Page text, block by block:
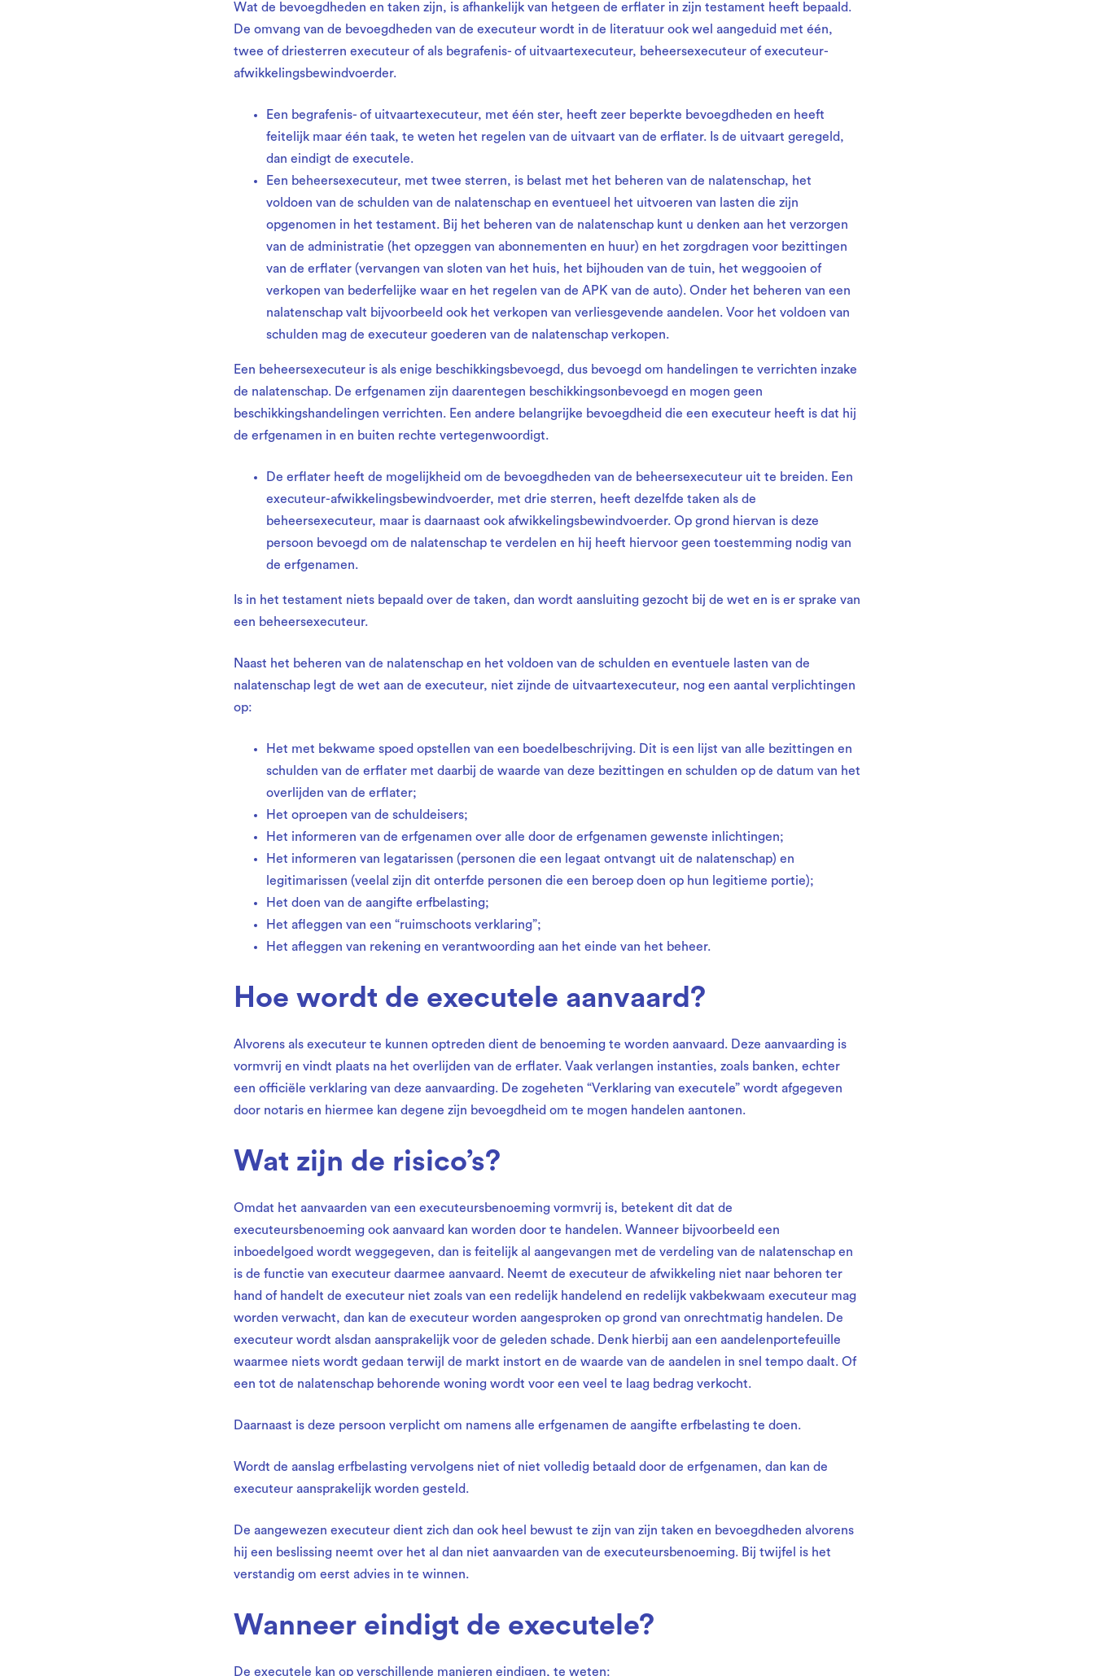
Wat de bevoegdheden en taken zijn, is afhankelijk van hetgeen de erflater in zijn testament heeft bepaald.
De omvang van de bevoegdheden van de executeur wordt in de literatuur ook wel aangeduid met één,
twee of driesterren executeur of als begrafenis- of uitvaartexecuteur, beheersexecuteur of executeur-
afwikkelingsbewindvoerder.
Een begrafenis- of uitvaartexecuteur, met één ster, heeft zeer beperkte bevoegdheden en heeft
feitelijk maar één taak, te weten het regelen van de uitvaart van de erflater. Is de uitvaart geregeld,
dan eindigt de executele.
Een beheersexecuteur, met twee sterren, is belast met het beheren van de nalatenschap, het
voldoen van de schulden van de nalatenschap en eventueel het uitvoeren van lasten die zijn
opgenomen in het testament. Bij het beheren van de nalatenschap kunt u denken aan het verzorgen
van de administratie (het opzeggen van abonnementen en huur) en het zorgdragen voor bezittingen
van de erflater (vervangen van sloten van het huis, het bijhouden van de tuin, het weggooien of
verkopen van bederfelijke waar en het regelen van de APK van de auto). Onder het beheren van een
nalatenschap valt bijvoorbeeld ook het verkopen van verliesgevende aandelen. Voor het voldoen van
schulden mag de executeur goederen van de nalatenschap verkopen.
Een beheersexecuteur is als enige beschikkingsbevoegd, dus bevoegd om handelingen te verrichten inzake
de nalatenschap. De erfgenamen zijn daarentegen beschikkingsonbevoegd en mogen geen
beschikkingshandelingen verrichten. Een andere belangrijke bevoegdheid die een executeur heeft is dat hij
de erfgenamen in en buiten rechte vertegenwoordigt.
De erflater heeft de mogelijkheid om de bevoegdheden van de beheersexecuteur uit te breiden. Een
executeur-afwikkelingsbewindvoerder, met drie sterren, heeft dezelfde taken als de
beheersexecuteur, maar is daarnaast ook afwikkelingsbewindvoerder. Op grond hiervan is deze
persoon bevoegd om de nalatenschap te verdelen en hij heeft hiervoor geen toestemming nodig van
de erfgenamen.
Is in het testament niets bepaald over de taken, dan wordt aansluiting gezocht bij de wet en is er sprake van
een beheersexecuteur.
Naast het beheren van de nalatenschap en het voldoen van de schulden en eventuele lasten van de
nalatenschap legt de wet aan de executeur, niet zijnde de uitvaartexecuteur, nog een aantal verplichtingen
op:
Het met bekwame spoed opstellen van een boedelbeschrijving. Dit is een lijst van alle bezittingen en
schulden van de erflater met daarbij de waarde van deze bezittingen en schulden op de datum van het
overlijden van de erflater;
Het oproepen van de schuldeisers;
Het informeren van de erfgenamen over alle door de erfgenamen gewenste inlichtingen;
Het informeren van legatarissen (personen die een legaat ontvangt uit de nalatenschap) en
legitimarissen (veelal zijn dit onterfde personen die een beroep doen op hun legitieme portie);
Het doen van de aangifte erfbelasting;
Het afleggen van een “ruimschoots verklaring”;
Het afleggen van rekening en verantwoording aan het einde van het beheer.
Hoe wordt de executele aanvaard?
Alvorens als executeur te kunnen optreden dient de benoeming te worden aanvaard. Deze aanvaarding is
vormvrij en vindt plaats na het overlijden van de erflater. Vaak verlangen instanties, zoals banken, echter
een officiële verklaring van deze aanvaarding. De zogeheten “Verklaring van executele” wordt afgegeven
door notaris en hiermee kan degene zijn bevoegdheid om te mogen handelen aantonen.
Wat zijn de risico’s?
Omdat het aanvaarden van een executeursbenoeming vormvrij is, betekent dit dat de
executeursbenoeming ook aanvaard kan worden door te handelen. Wanneer bijvoorbeeld een
inboedelgoed wordt weggegeven, dan is feitelijk al aangevangen met de verdeling van de nalatenschap en
is de functie van executeur daarmee aanvaard. Neemt de executeur de afwikkeling niet naar behoren ter
hand of handelt de executeur niet zoals van een redelijk handelend en redelijk vakbekwaam executeur mag
worden verwacht, dan kan de executeur worden aangesproken op grond van onrechtmatig handelen. De
executeur wordt alsdan aansprakelijk voor de geleden schade. Denk hierbij aan een aandelenportefeuille
waarmee niets wordt gedaan terwijl de markt instort en de waarde van de aandelen in snel tempo daalt. Of
een tot de nalatenschap behorende woning wordt voor een veel te laag bedrag verkocht.
Daarnaast is deze persoon verplicht om namens alle erfgenamen de aangifte erfbelasting te doen.
Wordt de aanslag erfbelasting vervolgens niet of niet volledig betaald door de erfgenamen, dan kan de
executeur aansprakelijk worden gesteld.
De aangewezen executeur dient zich dan ook heel bewust te zijn van zijn taken en bevoegdheden alvorens
hij een beslissing neemt over het al dan niet aanvaarden van de executeursbenoeming. Bij twijfel is het
verstandig om eerst advies in te winnen.
Wanneer eindigt de executele?
De executele kan op verschillende manieren eindigen, te weten: